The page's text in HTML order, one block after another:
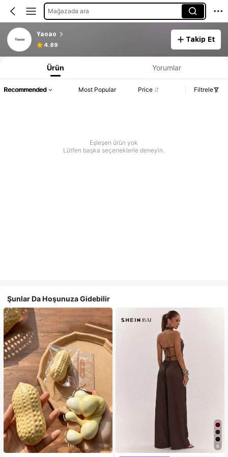
Mağazada ara
Yaoao
4.89
Takip Et
Ürün Yorumlar
Recommended Most Popular Price Filtrele
Eşleşen ürün yok
Lütfen başka seçeneklerle deneyin.
Şunlar Da Hoşunuza Gidebilir
6